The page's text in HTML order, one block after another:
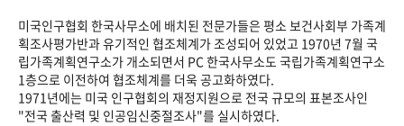
미국인구협회 한국사무소에 배치된 전문가들은 평소 보건사회부 가족계
획조사평가반과 유기적인 협조체계가 조성되어 있었고 1970년 7월 국
립가족계획연구소가 개소되면서 PC 한국사무소도 국립가족계획연구소
1층으로 이전하여 협조체계를 더욱 공고화하였다.
1971년에는 미국 인구협회의 재정지원으로 전국 규모의 표본조사인
"전국 출산력 및 인공임신중절조사"를 실시하였다.